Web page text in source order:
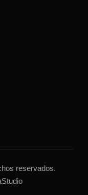
reservados.